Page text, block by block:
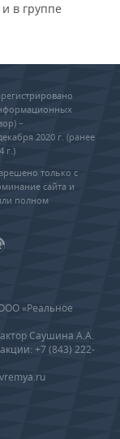
в группе
–
2020 г. (ранее
г.)
только с
сайта и
полном
«Реальное
Саушина А.А.
+7 (843) 222-